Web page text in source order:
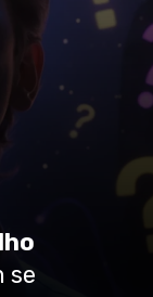
se